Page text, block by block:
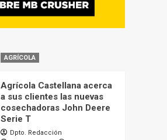
AGRÍCOLA
Agrícola Castellana acerca
a sus clientes las nuevas
cosechadoras John Deere
Serie T
Dpto. Redacción